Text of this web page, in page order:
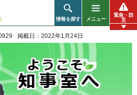
情報を探す メニュー
緊急・防
災
掲載日：2022年1月24日